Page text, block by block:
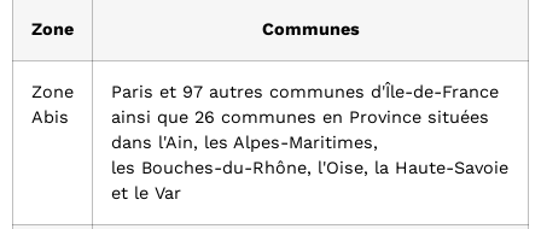
Zone Communes
Zone
Abis
Paris et 97 autres communes d'Île-de-France
ainsi que 26 communes en Province situées
dans l'Ain, les Alpes-Maritimes,
les Bouches-du-Rhône, l'Oise, la Haute-Savoie
et le Var